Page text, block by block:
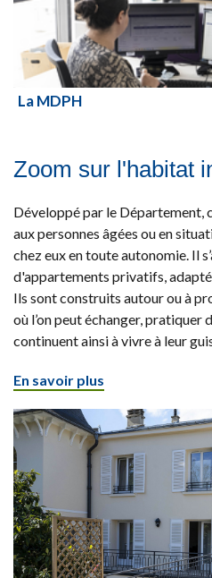
La MDPH
Zoom sur l'habitat
Développé par le Département,
aux personnes âgées ou en
chez eux en toute autonomie. Il
d'appartements privatifs,
Ils sont construits autour ou à
où l’on peut échanger,
continuent ainsi à vivre à leur
En savoir plus